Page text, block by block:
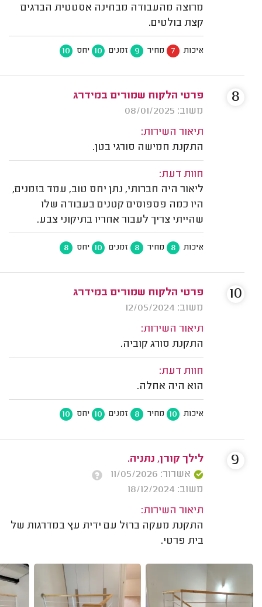
מרוצה מהעבודה מבחינה אסטטית הברגים
קצת בולטים.
איכות 7 מחיר 9 זמנים 10 יחס 10
פרטי הלקוח שמורים במידרג
משוב: 08/01/2025
תיאור השירות:
התקנת חמישה סורגי בטן.
חוות דעת:
ליאור היה חברותי, נתן יחס טוב, עמד בזמנים,
היו כמה פספוסים קטנים בעבודה שלו
שהייתי צריך לעבור אחריו בתיקוני צבע.
איכות 8 מחיר 8 זמנים 10 יחס 8
8
פרטי הלקוח שמורים במידרג
משוב: 12/05/2024
תיאור השירות:
התקנת סורג קוביה.
חוות דעת:
הוא היה אחלה.
איכות 10 מחיר 8 זמנים 10 יחס 10
10
לילך קורן, נתניה.
אשרור: 11/05/2026
משוב: 18/12/2024
תיאור השירות:
התקנת מעקה ברזל עם ידית עץ במדרגות של
בית פרטי.
9